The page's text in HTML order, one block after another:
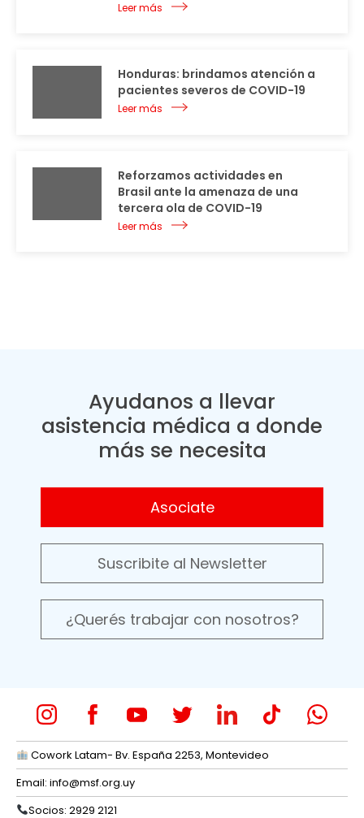
Leer más
Honduras: brindamos atención a
pacientes severos de COVID-19
Leer más
Reforzamos actividades en
Brasil ante la amenaza de una
tercera ola de COVID-19
Leer más
Ayudanos a llevar
asistencia médica a donde
más se necesita
Asociate
Suscribite al Newsletter
¿Querés trabajar con nosotros?
Cowork Latam- Bv. España 2253, Montevideo
Email: info@msf.org.uy
Socios: 2929 2121